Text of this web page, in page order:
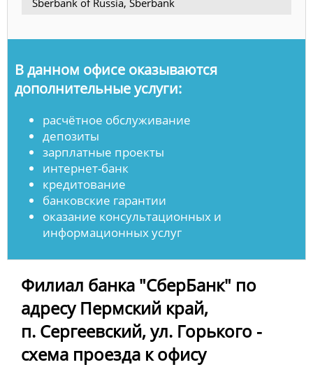
В данном офисе оказываются
дополнительные услуги:
расчётное обслуживание
депозиты
зарплатные проекты
интернет-банк
кредитование
банковские гарантии
оказание консультационных и
информационных услуг
Филиал банка "СберБанк" по
адресу Пермский край,
п. Сергеевский, ул. Горького -
схема проезда к офису